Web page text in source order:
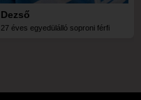
Dezső
27 éves egyedülálló soproni férfi